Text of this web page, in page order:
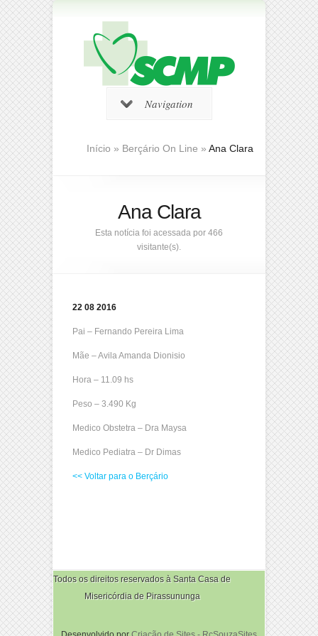
Navigation
Início » Berçário On Line » Ana Clara
Ana Clara
Esta notícia foi acessada por 466
visitante(s).
22 08 2016
Pai – Fernando Pereira Lima
Mãe – Avila Amanda Dionisio
Hora – 11.09 hs
Peso – 3.490 Kg
Medico Obstetra – Dra Maysa
Medico Pediatra – Dr Dimas
<< Voltar para o Berçário
Todos os direitos reservados à Santa Casa de
Misericórdia de Pirassununga